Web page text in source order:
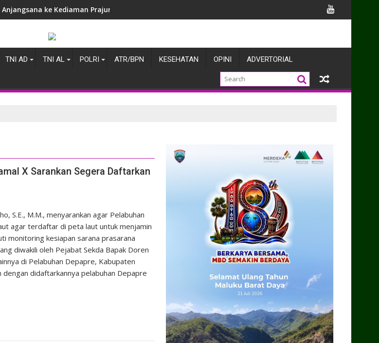
ke Kediaman Prajurit
TNI AD TNI AL POLRI ATR/BPN KESEHATAN OPINI ADVERTORIAL
X Sarankan Segera Daftarkan
S.E., M.M., menyarankan agar Pelabuhan
agar terdaftar di peta laut untuk menjamin
monitoring kesiapan sarana prasarana
diwakili oleh Pejabat Sekda Bapak Doren
di Pelabuhan Depapre, Kabupaten
didaftarkannya pelabuhan Depapre